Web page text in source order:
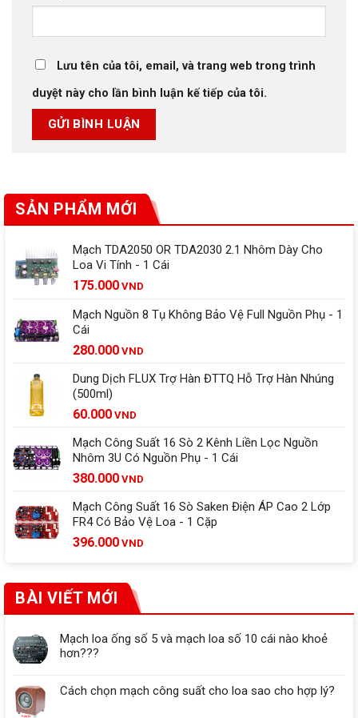
Lưu tên của tôi, email, và trang web trong trình
duyệt này cho lần bình luận kế tiếp của tôi.
SẢN PHẨM MỚI
Mạch TDA2050 OR TDA2030 2.1 Nhôm Dày Cho
Loa Vi Tính - 1 Cái
175.000 VND
Mạch Nguồn 8 Tụ Không Bảo Vệ Full Nguồn Phụ - 1
Cái
280.000 VND
Dung Dịch FLUX Trợ Hàn ĐTTQ Hỗ Trợ Hàn Nhúng
(500ml)
60.000 VND
Mạch Công Suất 16 Sò 2 Kênh Liền Lọc Nguồn
Nhôm 3U Có Nguồn Phụ - 1 Cái
380.000 VND
Mạch Công Suất 16 Sò Saken Điện ÁP Cao 2 Lớp
FR4 Có Bảo Vệ Loa - 1 Cặp
396.000 VND
BÀI VIẾT MỚI
Mạch loa ống số 5 và mạch loa số 10 cái nào khoẻ
hơn???
Cách chọn mạch công suất cho loa sao cho hợp lý?